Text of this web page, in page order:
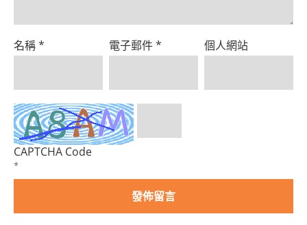
名稱* 電子郵件* 個人網站
CAPTCHA Code
*